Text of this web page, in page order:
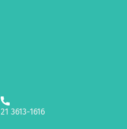
21 3613-1616